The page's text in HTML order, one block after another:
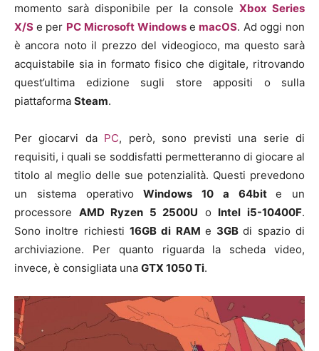
momento sarà disponibile per la console Xbox Series
X/S e per PC Microsoft Windows e macOS. Ad oggi non
è ancora noto il prezzo del videogioco, ma questo sarà
acquistabile sia in formato fisico che digitale, ritrovando
quest’ultima edizione sugli store appositi o sulla
piattaforma Steam.
Per giocarvi da PC, però, sono previsti una serie di
requisiti, i quali se soddisfatti permetteranno di giocare al
titolo al meglio delle sue potenzialità. Questi prevedono
un sistema operativoWindows 10 a 64bite un
processore AMD Ryzen 5 2500U o Intel i5-10400F.
Sono inoltre richiesti 16GB di RAM e 3GBdi spazio di
archiviazione. Per quanto riguarda la scheda video,
invece, è consigliata una GTX 1050 Ti.